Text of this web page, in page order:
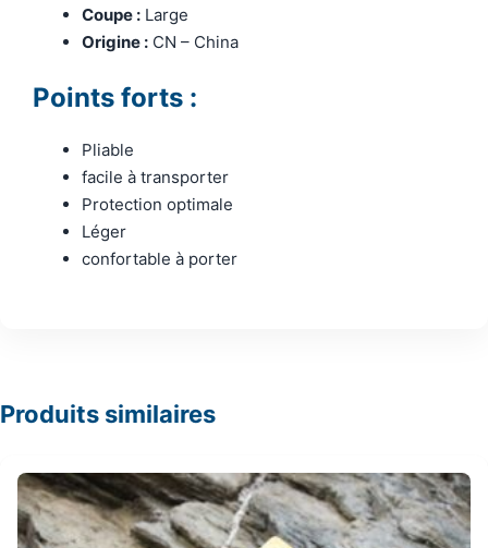
Coupe : Large
Origine : CN – China
Points forts :
Pliable
facile à transporter
Protection optimale
Léger
confortable à porter
Produits similaires